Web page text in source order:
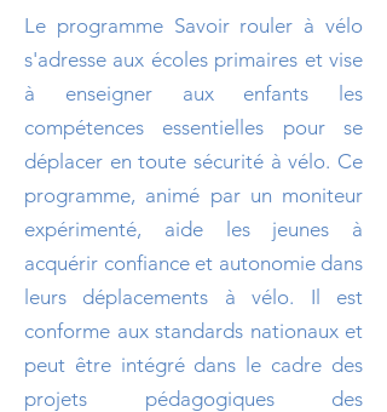
Le programme Savoir rouler à vélo
s'adresse aux écoles primaires et vise
à enseigner aux enfants les
compétences essentielles pour se
déplacer en toute sécurité à vélo. Ce
programme, animé par un moniteur
expérimenté, aide les jeunes à
acquérir confiance et autonomie dans
leurs déplacements à vélo. Il est
conforme aux standards nationaux et
peut être intégré dans le cadre des
projets pédagogiques des